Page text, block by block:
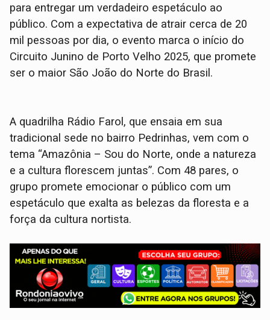
para entregar um verdadeiro espetáculo ao
público. Com a expectativa de atrair cerca de 20
mil pessoas por dia, o evento marca o início do
Circuito Junino de Porto Velho 2025, que promete
ser o maior São João do Norte do Brasil.
A quadrilha Rádio Farol, que ensaia em sua
tradicional sede no bairro Pedrinhas, vem com o
tema “Amazônia – Sou do Norte, onde a natureza
e a cultura florescem juntas”. Com 48 pares, o
grupo promete emocionar o público com um
espetáculo que exalta as belezas da floresta e a
força da cultura nortista.